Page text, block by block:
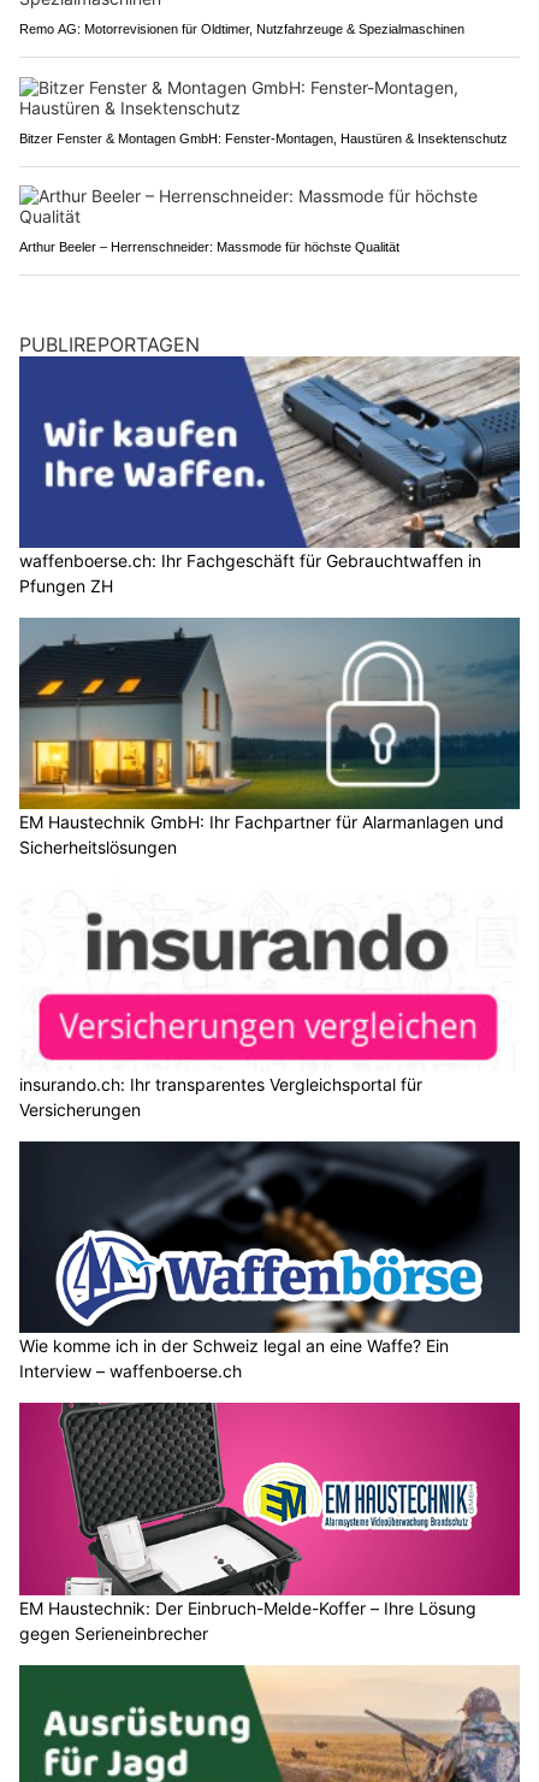
Remo AG: Motorrevisionen für Oldtimer, Nutzfahrzeuge & Spezialmaschinen
Bitzer Fenster & Montagen GmbH: Fenster-Montagen, Haustüren & Insektenschutz
Arthur Beeler – Herrenschneider: Massmode für höchste Qualität
PUBLIREPORTAGEN
waffenboerse.ch: Ihr Fachgeschäft für Gebrauchtwaffen in
Pfungen ZH
EM Haustechnik GmbH: Ihr Fachpartner für Alarmanlagen und
Sicherheitslösungen
insurando.ch: Ihr transparentes Vergleichsportal für
Versicherungen
Wie komme ich in der Schweiz legal an eine Waffe? Ein
Interview – waffenboerse.ch
EM Haustechnik: Der Einbruch-Melde-Koffer – Ihre Lösung
gegen Serieneinbrecher